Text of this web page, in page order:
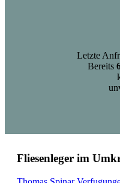
Letzte
Bereits
Fliesenleger im